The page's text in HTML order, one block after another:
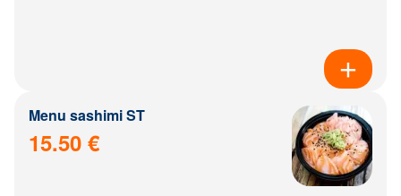
Menu sashimi ST
15.50 €